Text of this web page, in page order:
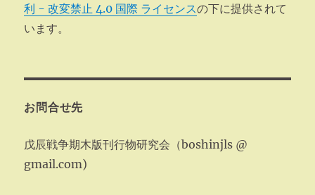
利 - 改変禁止 4.0 国際 ライセンスの下に提供されて
います。
お問合せ先
戊辰戦争期木版刊行物研究会（boshinjls @
gmail.com)